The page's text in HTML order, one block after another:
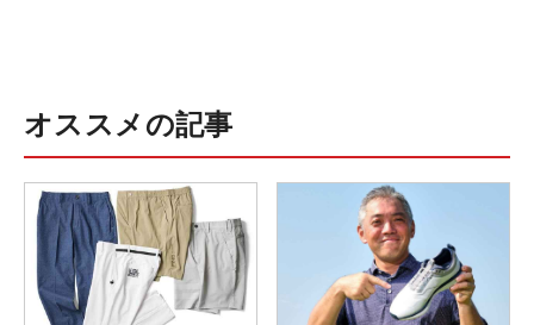
オススメの記事